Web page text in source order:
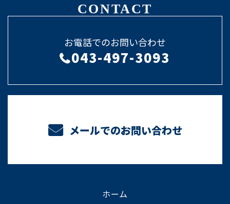
CONTACT
お電話でのお問い合わせ
043-497-3093
メールでのお問い合わせ
ホーム